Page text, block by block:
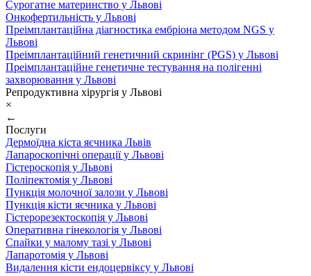
Сурогатне материнство у Львові
Онкофертильність у Львові
Преімплантаційна діагностика ембріона методом NGS у
Львові
Преімплантаційний генетичний скринінг (PGS) у Львові
Преімплантаційне генетичне тестування на полігенні
захворювання у Львові
Репродуктивна хірургія у Львові
×
←
Послуги
Дермоїдна кіста яєчника Львів
Лапароскопічні операції у Львові
Гістероскопія у Львові
Поліпектомія у Львові
Пункція молочної залози у Львові
Пункція кісти яєчника у Львові
Гістерорезектоскопія у Львові
Оперативна гінекологія у Львові
Спайки у малому тазі у Львові
Лапаротомія у Львові
Видалення кісти ендоцервіксу у Львові